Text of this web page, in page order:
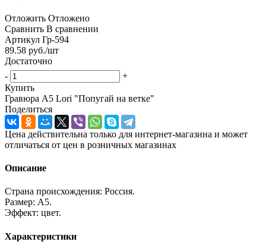
Отложить Отложено
Сравнить В сравнении
Артикул Гр-594
89.58 руб./шт
Достаточно
-
+
Купить
Гравюра А5 Lori "Попугай на ветке"
Поделиться
Цена действительна только для интернет-магазина и может
отличаться от цен в розничных магазинах
Описание
Страна происхождения: Россия.
Размер: А5.
Эффект: цвет.
Характеристики